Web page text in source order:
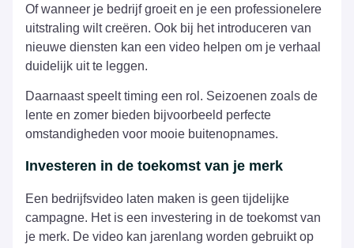
Of wanneer je bedrijf groeit en je een professionelere
uitstraling wilt creëren. Ook bij het introduceren van
nieuwe diensten kan een video helpen om je verhaal
duidelijk uit te leggen.
Daarnaast speelt timing een rol. Seizoenen zoals de
lente en zomer bieden bijvoorbeeld perfecte
omstandigheden voor mooie buitenopnames.
Investeren in de toekomst van je merk
Een bedrijfsvideo laten maken is geen tijdelijke
campagne. Het is een investering in de toekomst van
je merk. De video kan jarenlang worden gebruikt op